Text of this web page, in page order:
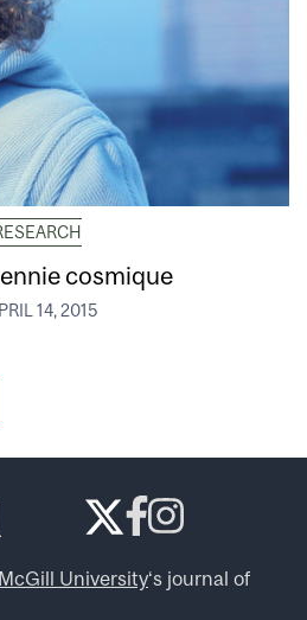
cosmique
14, 2015
McGill University‘s journal of